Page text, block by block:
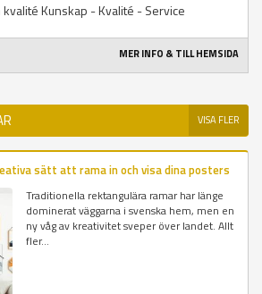
Kunskap - Kvalité - Service
MER INFO & TILL HEMSIDA
VISA FLER
sätt att rama in och visa dina posters
Traditionella rektangulära ramar har länge
dominerat väggarna i svenska hem, men en
ny våg av kreativitet sveper över landet. Allt
fler...